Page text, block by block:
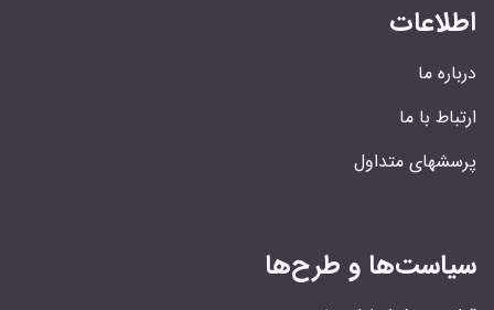
اطلاعات
درباره ما
ارتباط با ما
پرسشهای متداول
سیاست‌ها و طرح‌ها